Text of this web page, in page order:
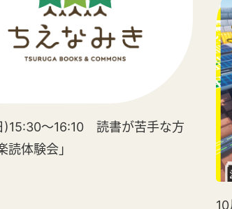
)15:30～16:10 読書が苦手な方
読体験会」